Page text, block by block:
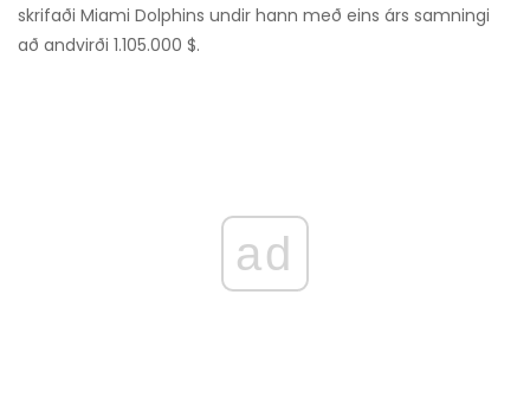
skrifaði Miami Dolphins undir hann með eins árs samningi
að andvirði 1.105.000 $.
ad